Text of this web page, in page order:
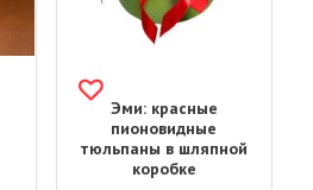
Эми: красные
пионовидные
тюльпаны в шляпной
коробке